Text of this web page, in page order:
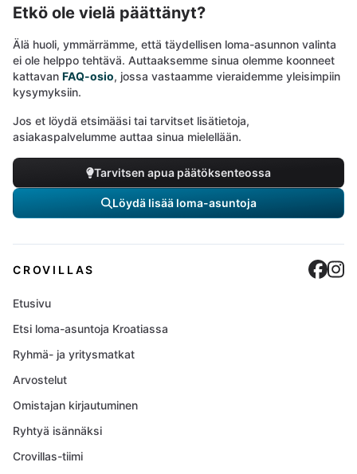
Etkö ole vielä päättänyt?
Älä huoli, ymmärrämme, että täydellisen loma-asunnon valinta
ei ole helppo tehtävä. Auttaaksemme sinua olemme koonneet
kattavan FAQ-osio, jossa vastaamme vieraidemme yleisimpiin
kysymyksiin.
Jos et löydä etsimääsi tai tarvitset lisätietoja,
asiakaspalvelumme auttaa sinua mielellään.
Tarvitsen apua päätöksenteossa
Löydä lisää loma-asuntoja
CROVILLAS
Etusivu
Etsi loma-asuntoja Kroatiassa
Ryhmä- ja yritysmatkat
Arvostelut
Omistajan kirjautuminen
Ryhtyä isännäksi
Crovillas-tiimi